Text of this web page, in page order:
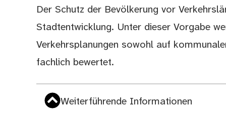
Beschreibung
Der Schutz der Bevölkerung vor
Stadtentwicklung. Unter dieser Vorgabe
Verkehrsplanungen sowohl auf
fachlich bewertet.
Weiterführende Informationen